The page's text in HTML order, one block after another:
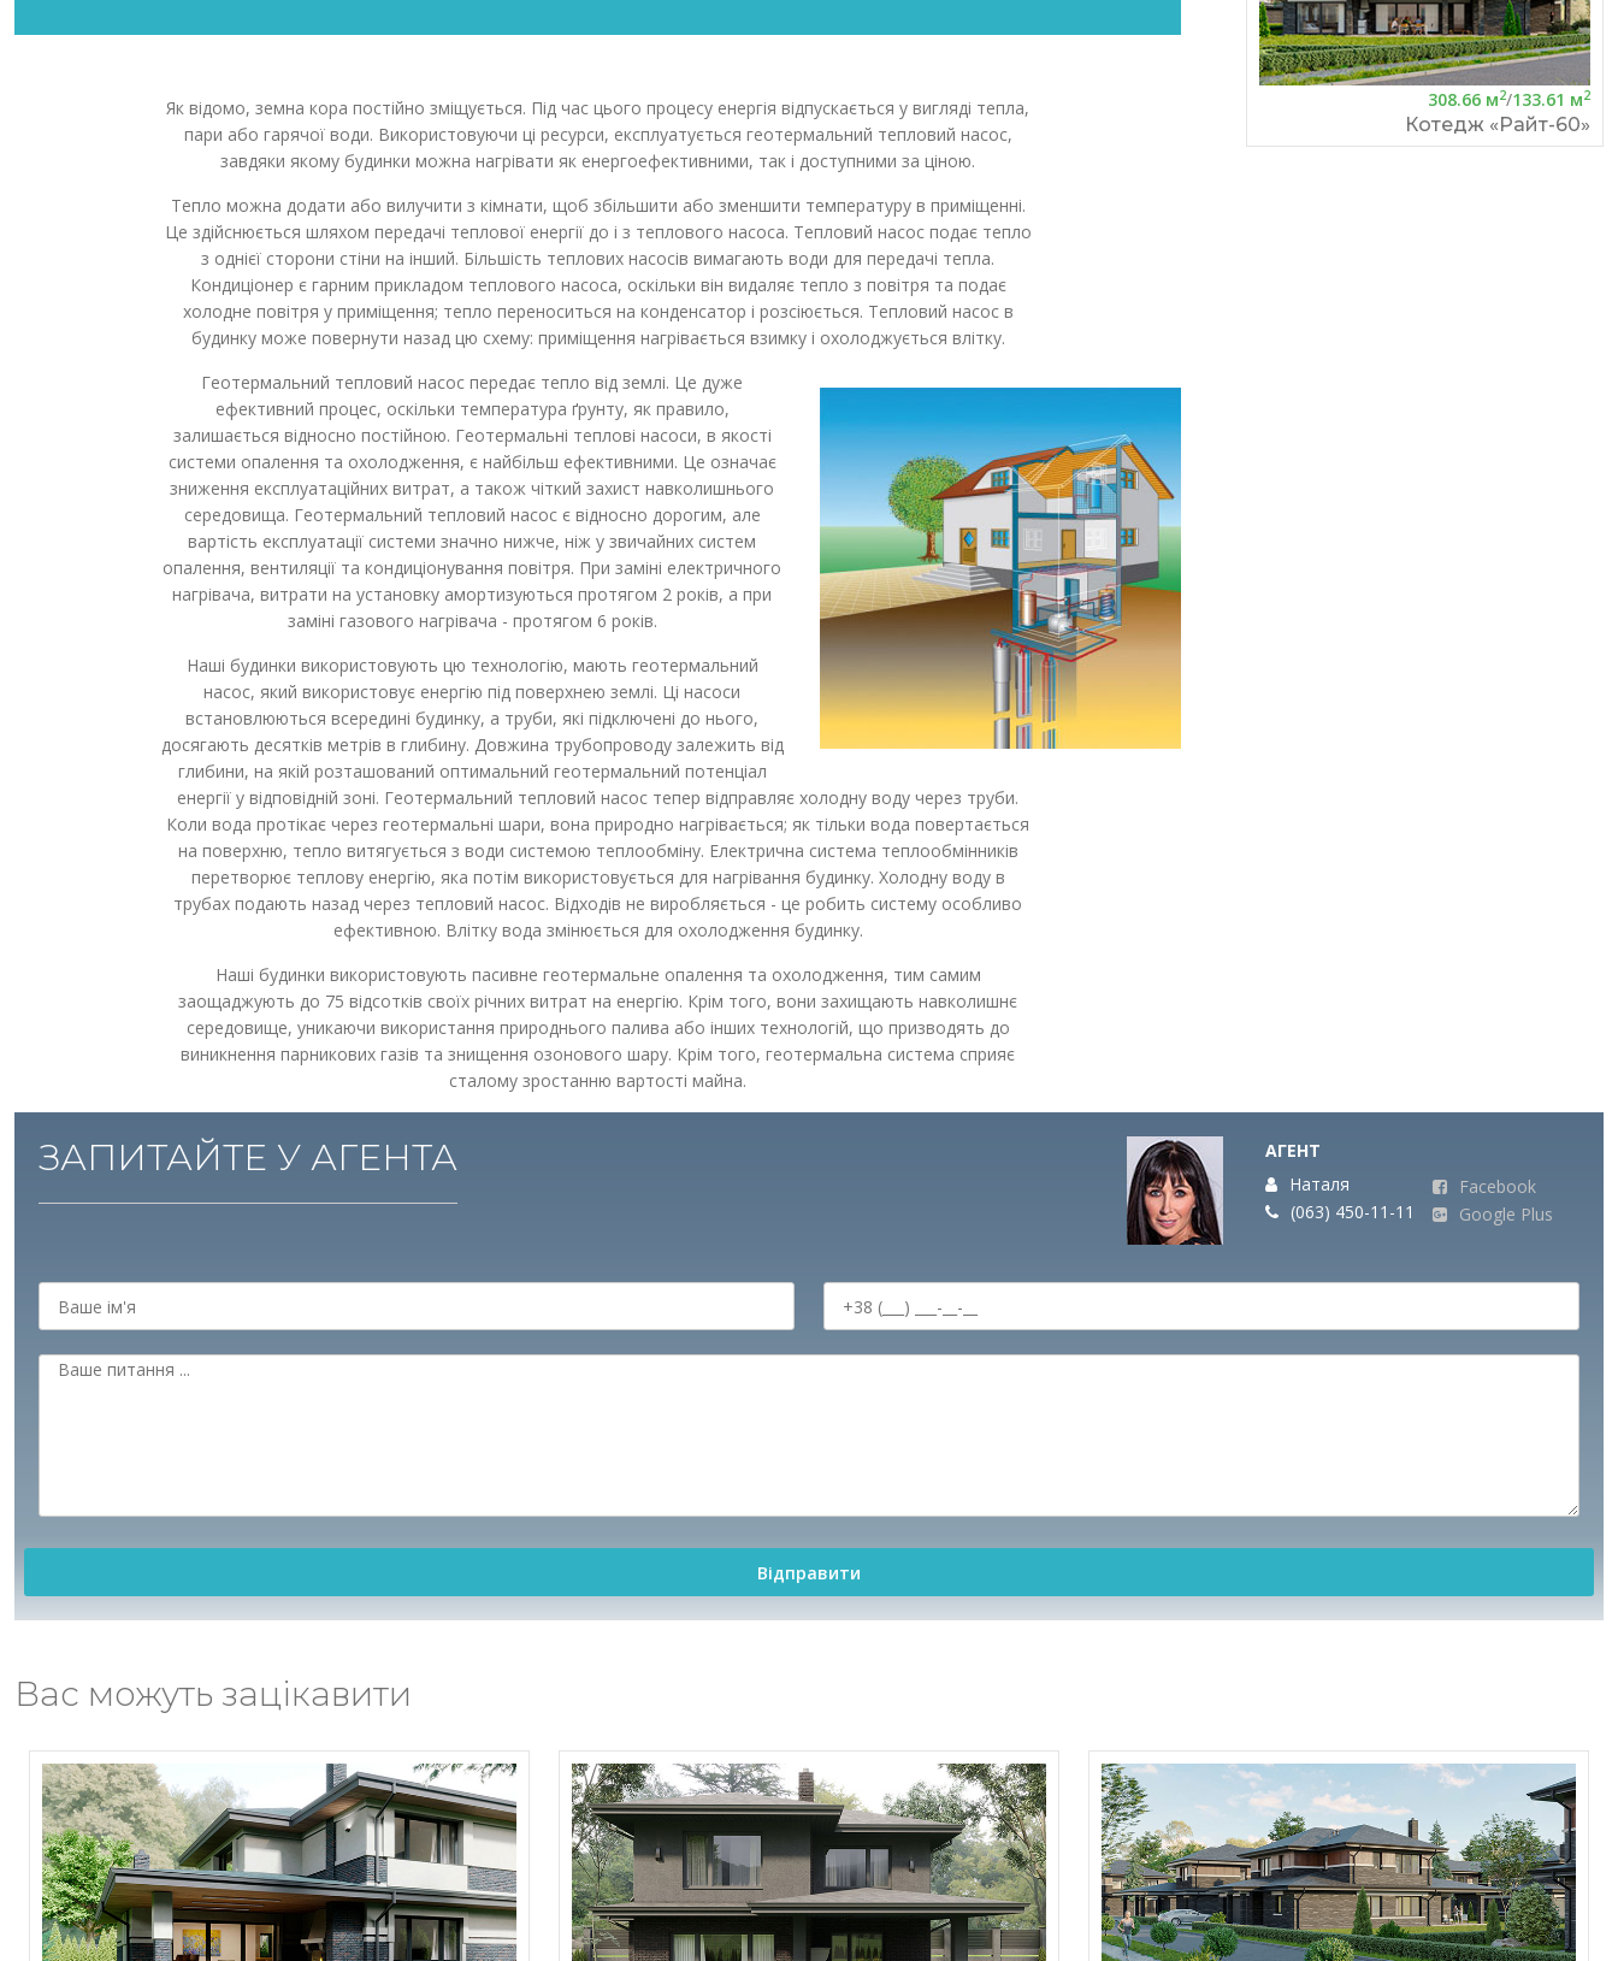
Як відомо, земна кора постійно зміщується. Під час цього процесу енергія відпускається у вигляді тепла,
пари або гарячої води. Використовуючи ці ресурси, експлуатується геотермальний тепловий насос,
завдяки якому будинки можна нагрівати як енергоефективними, так і доступними за ціною.
Тепло можна додати або вилучити з кімнати, щоб збільшити або зменшити температуру в приміщенні.
Це здійснюється шляхом передачі теплової енергії до і з теплового насоса. Тепловий насос подає тепло
з однієї сторони стіни на інший. Більшість теплових насосів вимагають води для передачі тепла.
Кондиціонер є гарним прикладом теплового насоса, оскільки він видаляє тепло з повітря та подає
холодне повітря у приміщення; тепло переноситься на конденсатор і розсіюється. Тепловий насос в
будинку може повернути назад цю схему: приміщення нагрівається взимку і охолоджується влітку.
Геотермальний тепловий насос передає тепло від землі. Це дуже
ефективний процес, оскільки температура ґрунту, як правило,
залишається відносно постійною. Геотермальні теплові насоси, в якості
системи опалення та охолодження, є найбільш ефективними. Це означає
зниження експлуатаційних витрат, а також чіткий захист навколишнього
середовища. Геотермальний тепловий насос є відносно дорогим, але
вартість експлуатації системи значно нижче, ніж у звичайних систем
опалення, вентиляції та кондиціонування повітря. При заміні електричного
нагрівача, витрати на установку амортизуються протягом 2 років, а при
заміні газового нагрівача - протягом 6 років.
Наші будинки використовують цю технологію, мають геотермальний
насос, який використовує енергію під поверхнею землі. Ці насоси
встановлюються всередині будинку, а труби, які підключені до нього,
досягають десятків метрів в глибину. Довжина трубопроводу залежить від
глибини, на якій розташований оптимальний геотермальний потенціал
енергії у відповідній зоні. Геотермальний тепловий насос тепер відправляє холодну воду через труби.
Коли вода протікає через геотермальні шари, вона природно нагрівається; як тільки вода повертається
на поверхню, тепло витягується з води системою теплообміну. Електрична система теплообмінників
перетворює теплову енергію, яка потім використовується для нагрівання будинку. Холодну воду в
трубах подають назад через тепловий насос. Відходів не виробляється - це робить систему особливо
ефективною. Влітку вода змінюється для охолодження будинку.
Наші будинки використовують пасивне геотермальне опалення та охолодження, тим самим
заощаджують до 75 відсотків своїх річних витрат на енергію. Крім того, вони захищають навколишнє
середовище, уникаючи використання природнього палива або інших технологій, що призводять до
виникнення парникових газів та знищення озонового шару. Крім того, геотермальна система сприяє
сталому зростанню вартості майна.
308.66 м2/133.61 м2
Котедж «Райт-60»
ЗАПИТАЙТЕ У АГЕНТА
АГЕНТ
Наталя
(063) 450-11-11
Facebook
Google Plus
Вас можуть зацікавити